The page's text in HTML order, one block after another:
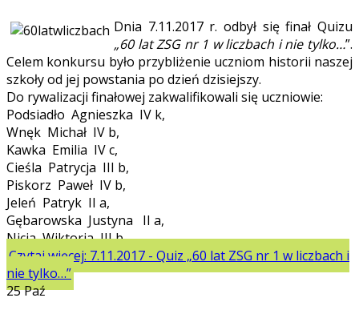
Dnia 7.11.2017 r. odbył się finał Quizu
„60 lat ZSG nr 1 w liczbach i nie tylko…”.
Celem konkursu było przybliżenie uczniom historii naszej
szkoły od jej powstania po dzień dzisiejszy.
Do rywalizacji finałowej zakwalifikowali się uczniowie:
Podsiadło Agnieszka IV k,
Wnęk Michał IV b,
Kawka Emilia IV c,
Cieśla Patrycja III b,
Piskorz Paweł IV b,
Jeleń Patryk II a,
Gębarowska Justyna II a,
Nicia Wiktoria III b.
Czytaj więcej: 7.11.2017 - Quiz „60 lat ZSG nr 1 w liczbach i
nie tylko…”
25Paź